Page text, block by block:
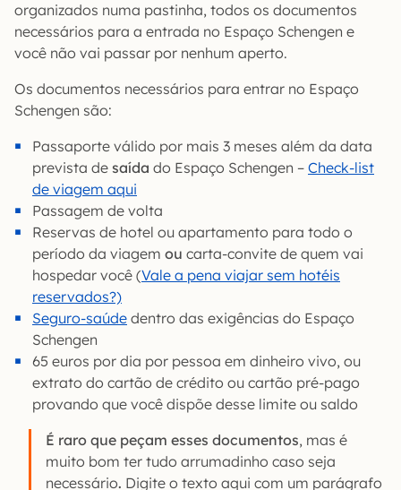
organizados numa pastinha, todos os documentos
necessários para a entrada no Espaço Schengen e
você não vai passar por nenhum aperto.
Os documentos necessários para entrar no Espaço
Schengen são:
Passaporte válido por mais 3 meses além da data
prevista de saída do Espaço Schengen – Check-list
de viagem aqui
Passagem de volta
Reservas de hotel ou apartamento para todo o
período da viagem ou carta-convite de quem vai
hospedar você (Vale a pena viajar sem hotéis
reservados?)
Seguro-saúde dentro das exigências do Espaço
Schengen
65 euros por dia por pessoa em dinheiro vivo, ou
extrato do cartão de crédito ou cartão pré-pago
provando que você dispõe desse limite ou saldo
É raro que peçam esses documentos, mas é
muito bom ter tudo arrumadinho caso seja
necessário. Digite o texto aqui com um parágrafo